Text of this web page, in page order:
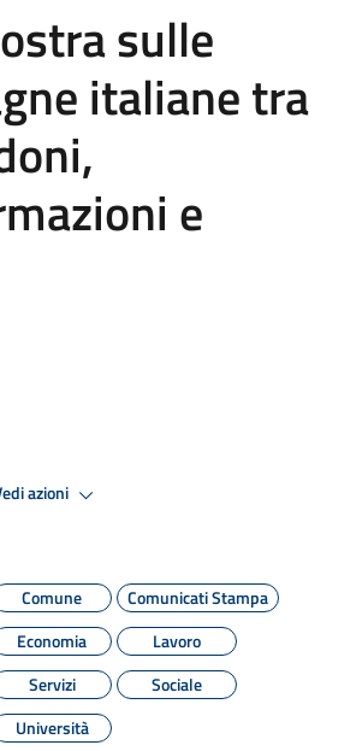
sulle
italiane tra
e
azioni
Comune
Comunicati Stampa
Economia
Lavoro
Servizi
Sociale
Università